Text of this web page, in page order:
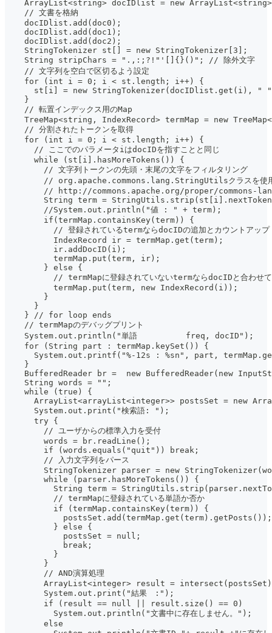
ArrayList<string> docIDlist = new
    // 文書を格納
    docIDlist.add(doc0);
    docIDlist.add(doc1);
    docIDlist.add(doc2);
    StringTokenizer st[] = new StringTokenizer[3];
    String stripChars = ".,:;?!"'[]{}()"; // 除外文字
    // 文字列を空白で区切るよう設定
    for (int i = 0; i < st.length; i++) {
st[i] = new StringTokenizer(docIDlist.get(i), "
    }
    // 転置インデックス用のMap
TreeMap<string, IndexRecord> termMap = new
    // 分割されたトークンを取得
    for (int i = 0; i < st.length; i++) {
      // ここでのパラメータiはdocIDを指すことと同じ
      while (st[i].hasMoreTokens()) {
        // 文字列トークンの先頭・末尾の文字をフィルタリング
// org.apache.commons.lang.StringUtilsクラスを使
// http://commons.apache.org/proper/commons-
String term =
        //System.out.println("値 : " + term);
        if(termMap.containsKey(term)) {
          // 登録されているtermならdocIDの追加とカウントアップ
          IndexRecord ir = termMap.get(term);
          ir.addDocID(i);
          termMap.put(term, ir);
        } else {
// termMapに登録されていないtermならdocIDと合わせ
          termMap.put(term, new IndexRecord(i));
        }
      }
    } // for loop ends
    // termMapのデバッグプリント
    System.out.println("単語          freq, docID");
    for (String part : termMap.keySet()) {
System.out.printf("%-12s : %sn", part,
    }
BufferedReader br =  new BufferedReader(new
    String words = "";
    while (true) {
ArrayList<arrayList<integer>> postsSet = new
      System.out.print("検索語: ");
      try {
        // ユーザからの標準入力を受付
        words = br.readLine();
        if (words.equals("quit")) break;
        // 入力文字列をパース
StringTokenizer parser = new
        while (parser.hasMoreTokens()) {
String term =
          // termMapに登録されている単語か否か
          if (termMap.containsKey(term)) {
            postsSet.add(termMap.get(term).getPosts());
          } else {
            postsSet = null;
            break;
          }
        }
        // AND演算処理
ArrayList<integer> result =
        System.out.print("結果　:");
        if (result == null || result.size() == 0)
          System.out.println("文書中に存在しません。");
        else